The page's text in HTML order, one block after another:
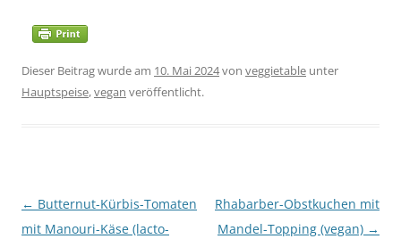
Dieser Beitrag wurde am 10. Mai 2024von veggietable unter
Hauptspeise,vegan veröffentlicht.
Beitragsnavigation
← Butternut-Kürbis-Tomaten
mit Manouri-Käse (lacto-
Rhabarber-Obstkuchen mit
Mandel-Topping (vegan) →